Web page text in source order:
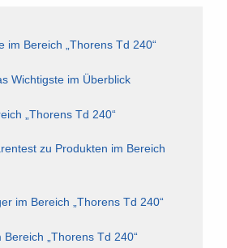
im Bereich „Thorens Td 240“
Wichtigste im Überblick
„Thorens Td 240“
zu Produkten im Bereich
im Bereich „Thorens Td 240“
„Thorens Td 240“